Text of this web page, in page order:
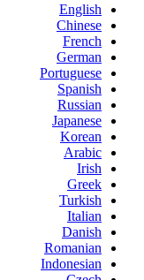
English
Chinese
French
German
Portuguese
Spanish
Russian
Japanese
Korean
Arabic
Irish
Greek
Turkish
Italian
Danish
Romanian
Indonesian